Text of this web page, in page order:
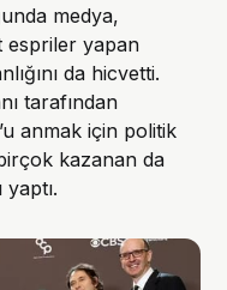
medya,
espriler yapan
da hicvetti.
tarafından
anmak için politik
kazanan da